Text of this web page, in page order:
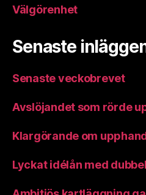
Välgörenhet
Senaste
Senaste veckobrevet
Avslöjandet som rörde
Klargörande om
Lyckat idélån med